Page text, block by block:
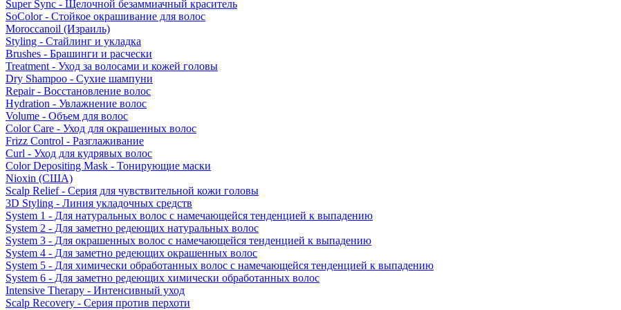
Super Sync - Щелочной безаммиачный краситель
SoColor - Стойкое окрашивание для волос
Moroccanoil (Израиль)
Styling - Стайлинг и укладка
Brushes - Брашинги и расчески
Treatment - Уход за волосами и кожей головы
Dry Shampoo - Сухие шампуни
Repair - Восстановление волос
Hydration - Увлажнение волос
Volume - Объем для волос
Color Care - Уход для окрашенных волос
Frizz Control - Разглаживание
Curl - Уход для кудрявых волос
Color Depositing Mask - Тонирующие маски
Nioxin (США)
Scalp Relief - Серия для чувствительной кожи головы
3D Styling - Линия укладочных средств
System 1 - Для натуральных волос с намечающейся тенденцией к выпадению
System 2 - Для заметно редеющих натуральных волос
System 3 - Для окрашенных волос с намечающейся тенденцией к выпадению
System 4 - Для заметно редеющих окрашенных волос
System 5 - Для химически обработанных волос с намечающейся тенденцией к выпадению
System 6 - Для заметно редеющих химически обработанных волос
Intensive Therapy - Интенсивный уход
Scalp Recovery - Серия против перхоти